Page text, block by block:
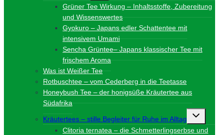
Grüner Tee Wirkung – Inhaltsstoffe, Zubereitung
und Wissenswertes
Gyokuro – Japans edler Schattentee mit
intensivem Umami
Sencha Grüntee– Japans klassischer Tee mit
frischem Aroma
Was ist Weißer Tee
Rotbuschtee – vom Cederberg in die Teetasse
Honeybush Tee – der honigsüße Kräutertee aus
Südafrika
Kräutertees – stille Begleiter für Ruhe im Alltag
Clitoria ternatea – die Schmetterlingserbse und